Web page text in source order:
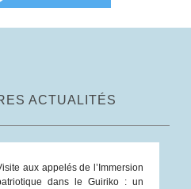
ACTUALITÉS
aux appelés de l’Immersion
dans le Guiriko : un